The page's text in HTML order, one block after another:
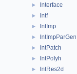
► Interface
► Intf
► IntImp
► IntImpParGen
► IntPatch
► IntPolyh
► IntRes2d